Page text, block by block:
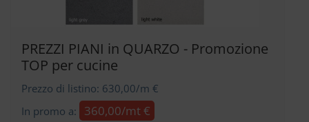
PREZZI PIANI in QUARZO - Promozione
TOP per cucine
Prezzo di listino: 630,00/m €
In promo a:
360,00/mt €